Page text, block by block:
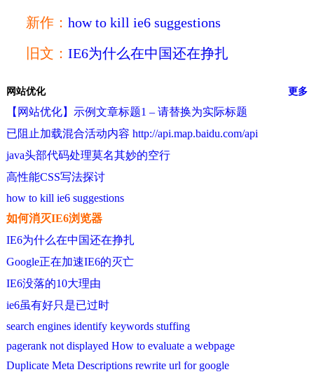
新作： how to kill ie6 suggestions
旧文： IE6为什么在中国还在挣扎
网站优化 更多
【网站优化】示例文章标题1 – 请替换为实际标题
已阻止加载混合活动内容 http://api.map.baidu.com/api
java头部代码处理莫名其妙的空行
高性能CSS写法探讨
how to kill ie6 suggestions
如何消灭IE6浏览器
IE6为什么在中国还在挣扎
Google正在加速IE6的灭亡
IE6没落的10大理由
ie6虽有好只是已过时
search engines identify keywords stuffing
pagerank not displayed How to evaluate a webpage
Duplicate Meta Descriptions rewrite url for google